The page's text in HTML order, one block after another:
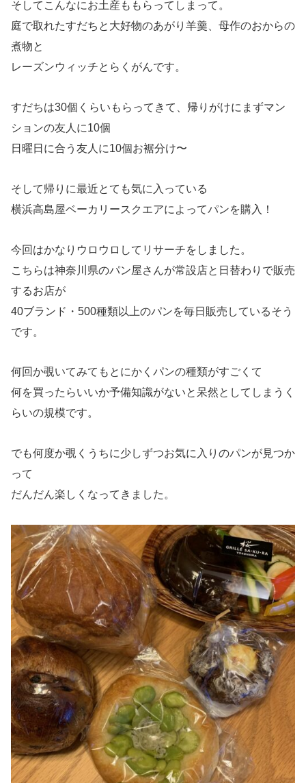
そしてこんなにお土産ももらってしまって。
庭で取れたすだちと大好物のあがり羊羹、母作のおからの
煮物と
レーズンウィッチとらくがんです。
すだちは30個くらいもらってきて、帰りがけにまずマン
ションの友人に10個
日曜日に合う友人に10個お裾分け〜
そして帰りに最近とても気に入っている
横浜高島屋ベーカリースクエアによってパンを購入！
今回はかなりウロウロしてリサーチをしました。
こちらは神奈川県のパン屋さんが常設店と日替わりで販売
するお店が
40ブランド・500種類以上のパンを毎日販売しているそう
です。
何回か覗いてみてもとにかくパンの種類がすごくて
何を買ったらいいか予備知識がないと呆然としてしまうく
らいの規模です。
でも何度か覗くうちに少しずつお気に入りのパンが見つか
って
だんだん楽しくなってきました。